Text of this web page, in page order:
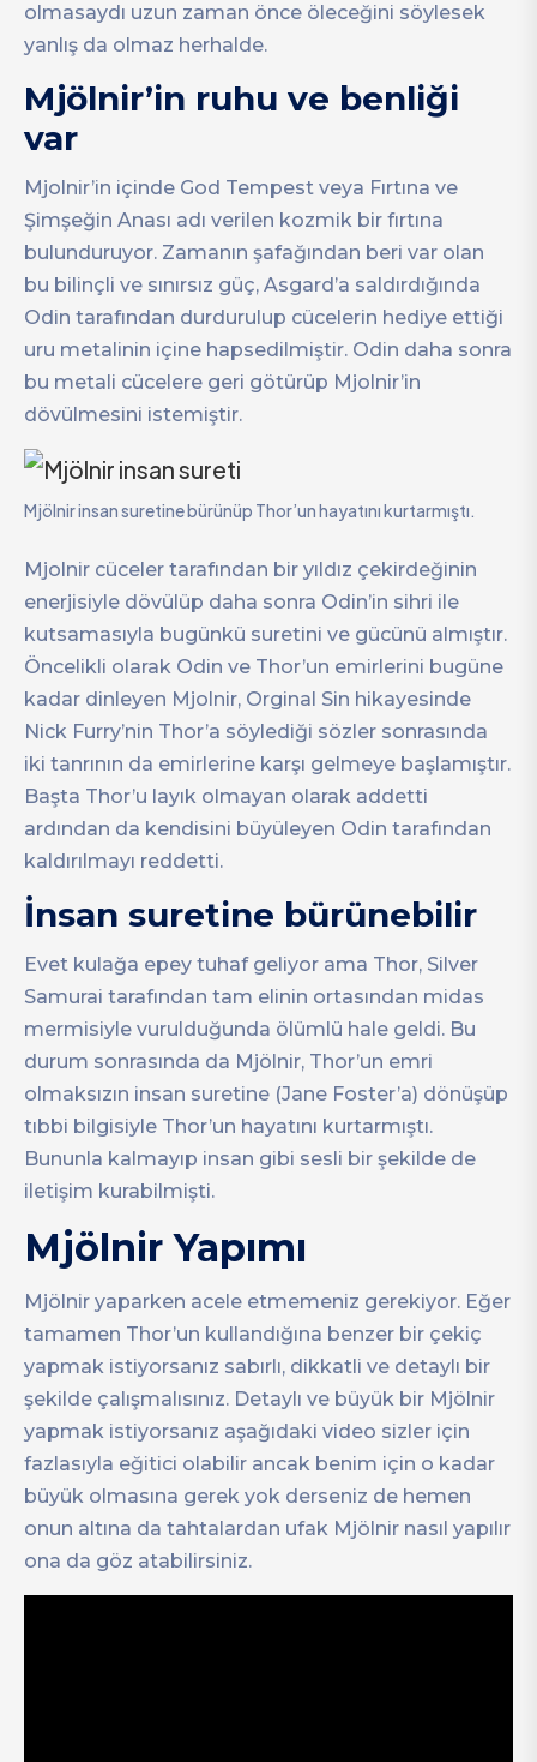
olmasaydı uzun zaman önce öleceğini söylesek
yanlış da olmaz herhalde.
Mjölnir’in ruhu ve benliği
var
Mjolnir’in içinde God Tempest veya Fırtına ve
Şimşeğin Anası adı verilen kozmik bir fırtına
bulunduruyor. Zamanın şafağından beri var olan
bu bilinçli ve sınırsız güç, Asgard’a saldırdığında
Odin tarafından durdurulup cücelerin hediye ettiği
uru metalinin içine hapsedilmiştir. Odin daha sonra
bu metali cücelere geri götürüp Mjolnir’in
dövülmesini istemiştir.
Mjölnir insan suretine bürünüp Thor’un hayatını kurtarmıştı.
Mjolnir cüceler tarafından bir yıldız çekirdeğinin
enerjisiyle dövülüp daha sonra Odin’in sihri ile
kutsamasıyla bugünkü suretini ve gücünü almıştır.
Öncelikli olarak Odin ve Thor’un emirlerini bugüne
kadar dinleyen Mjolnir, Orginal Sin hikayesinde
Nick Furry’nin Thor’a söylediği sözler sonrasında
iki tanrının da emirlerine karşı gelmeye başlamıştır.
Başta Thor’u layık olmayan olarak addetti
ardından da kendisini büyüleyen Odin tarafından
kaldırılmayı reddetti.
İnsan suretine bürünebilir
Evet kulağa epey tuhaf geliyor ama Thor, Silver
Samurai tarafından tam elinin ortasından midas
mermisiyle vurulduğunda ölümlü hale geldi. Bu
durum sonrasında da Mjölnir, Thor’un emri
olmaksızın insan suretine (Jane Foster’a) dönüşüp
tıbbi bilgisiyle Thor’un hayatını kurtarmıştı.
Bununla kalmayıp insan gibi sesli bir şekilde de
iletişim kurabilmişti.
Mjölnir Yapımı
Mjölnir yaparken acele etmemeniz gerekiyor. Eğer
tamamen Thor’un kullandığına benzer bir çekiç
yapmak istiyorsanız sabırlı, dikkatli ve detaylı bir
şekilde çalışmalısınız. Detaylı ve büyük bir Mjölnir
yapmak istiyorsanız aşağıdaki video sizler için
fazlasıyla eğitici olabilir ancak benim için o kadar
büyük olmasına gerek yok derseniz de hemen
onun altına da tahtalardan ufak Mjölnir nasıl yapılır
ona da göz atabilirsiniz.